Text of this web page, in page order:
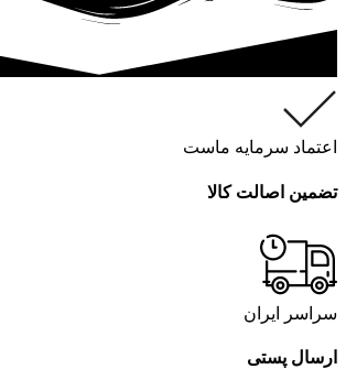
اعتماد سرمایه ماست
تضمین اصالت کالا
سراسر ایران
ارسال پستی